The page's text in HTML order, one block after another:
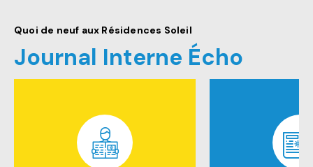
Quoi de neuf aux Résidences Soleil
Journal Interne Écho